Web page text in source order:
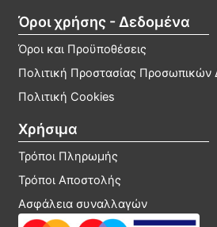
Όροι χρήσης - Δεδομένα
Όροι και Προϋποθέσεις
Πολιτική Προστασίας
Πολιτική Cookies
Χρήσιμα
Τρόποι Πληρωμής
Τρόποι Αποστολής
Ασφάλεια συναλλαγών